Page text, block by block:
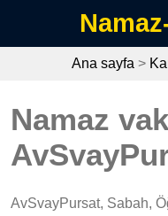
Ana sayfa >
Namaz
AvSvayPursat, Sabah,